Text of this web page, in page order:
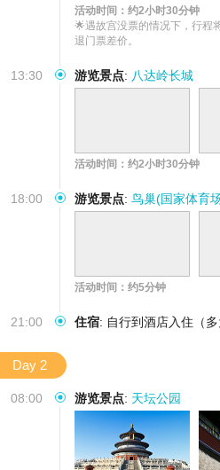
活动时间：约2小时30分钟
🌟遇故宫没票的情况下，行程
退门票差价。
13:30 游览景点: 八达岭长城
活动时间：约2小时30分钟
18:00 游览景点: 鸟巢(国家体育
活动时间：约5分钟
21:00 住宿: 自行到酒店入住（
Day 2
08:00 游览景点: 天坛公园